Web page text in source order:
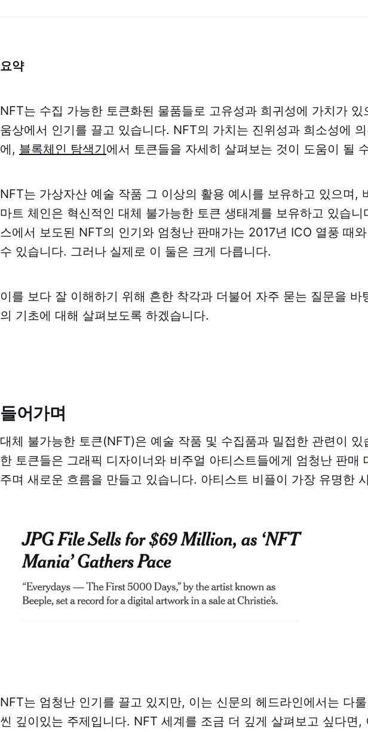
요약
NFT는 수집 가능한 토큰화된 물품들로 고유성과 희귀성에 가치가 있
움상에서 인기를 끌고 있습니다. NFT의 가치는 진위성과 희소성에
에, 블록체인 탐색기에서 토큰들을 자세히 살펴보는 것이 도움이 될
NFT는 가상자산 예술 작품 그 이상의 활용 예시를 보유하고 있으며,
마트 체인은 혁신적인 대체 불가능한 토큰 생태계를 보유하고 있습니
스에서 보도된 NFT의 인기와 엄청난 판매가는 2017년 ICO 열풍 때
수 있습니다. 그러나 실제로 이 둘은 크게 다릅니다.
이를 보다 잘 이해하기 위해 흔한 착각과 더불어 자주 묻는 질문을 바
의 기초에 대해 살펴보도록 하겠습니다.
들어가며
대체 불가능한 토큰(NFT)은 예술 작품 및 수집품과 밀접한 관련이 있
한 토큰들은 그래픽 디자이너와 비주얼 아티스트들에게 엄청난 판매
주며 새로운 흐름을 만들고 있습니다. 아티스트 비플이 가장 유명한
NFT는 엄청난 인기를 끌고 있지만, 이는 신문의 헤드라인에서는 다
씬 깊이있는 주제입니다. NFT 세계를 조금 더 깊게 살펴보고 싶다면,